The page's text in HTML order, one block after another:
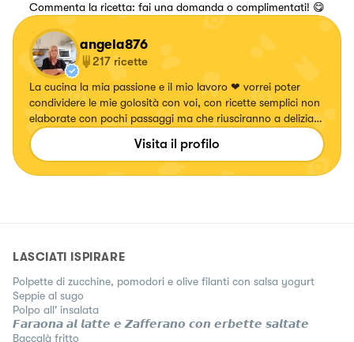
Commenta la ricetta: fai una domanda o complimentati! 😋
angela876
217 ricette
La cucina la mia passione e il mio lavoro ❤ vorrei poter
condividere le mie golosità con voi, con ricette semplici non
elaborate con pochi passaggi ma che riusciranno a deliziare
il vostro palato. Mi piace molto cucinare piatti e farli
diventare oltre che buoni anche belli da vedere. Mi piace
cucinare un po' tutto, però la mia preferenza sono i primi
Visita il profilo
LASCIATI ISPIRARE
Polpette di zucchine, pomodori e olive filanti con salsa yogurt
Seppie al sugo
Polpo all' insalata
𝙁𝙖𝙧𝙖𝙤𝙣𝙖 𝙖𝙡 𝙡𝙖𝙩𝙩𝙚 𝙚 𝙕𝙖𝙛𝙛𝙚𝙧𝙖𝙣𝙤 𝙘𝙤𝙣 𝙚𝙧𝙗𝙚𝙩𝙩𝙚 𝙨𝙖𝙡𝙩𝙖𝙩𝙚
Baccalà fritto